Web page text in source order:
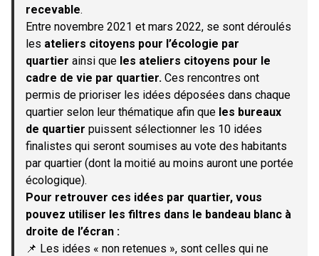
recevable.
Entre novembre 2021 et mars 2022, se sont déroulés
les ateliers citoyens pour l’écologie par
quartier ainsi que les ateliers citoyens pour le
cadre de vie par quartier. Ces rencontres ont
permis de prioriser les idées déposées dans chaque
quartier selon leur thématique afin que les bureaux
de quartier puissent sélectionner les 10 idées
finalistes qui seront soumises au vote des habitants
par quartier (dont la moitié au moins auront une portée
écologique).
Pour retrouver ces idées par quartier, vous
pouvez utiliser les filtres dans le bandeau blanc à
droite de l’écran :
📌 Les idées « non retenues », sont celles qui ne